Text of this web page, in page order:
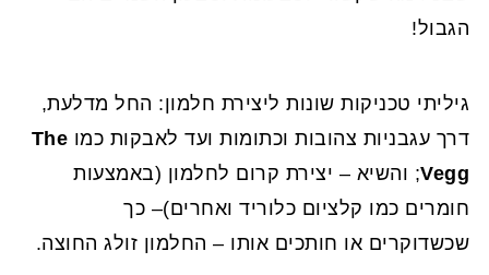
הגבול!
גיליתי טכניקות שונות ליצירת חלמון: החל מדלעת,
דרך עגבניות צהובות וכתומות ועד לאבקות כמו The
Vegg; והשיא – יצירת קרום לחלמון (באמצעות
חומרים כמו קלציום כלוריד ואחרים)– כך
שכשדוקרים או חותכים אותו – החלמון זולג החוצה.